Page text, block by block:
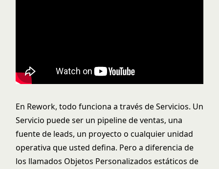
En Rework, todo funciona a través de Servicios. Un
Servicio puede ser un pipeline de ventas, una
fuente de leads, un proyecto o cualquier unidad
operativa que usted defina. Pero a diferencia de
los llamados Objetos Personalizados estáticos de